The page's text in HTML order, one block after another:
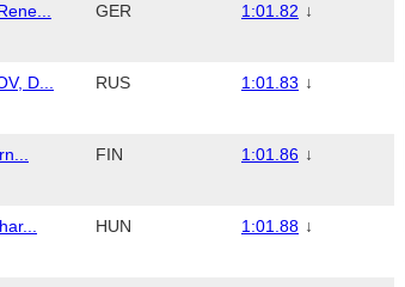
GER 1:01.82 ↓
D...
RUS 1:01.83 ↓
FIN 1:01.86 ↓
HUN 1:01.88 ↓